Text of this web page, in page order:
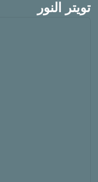
تويتر النور